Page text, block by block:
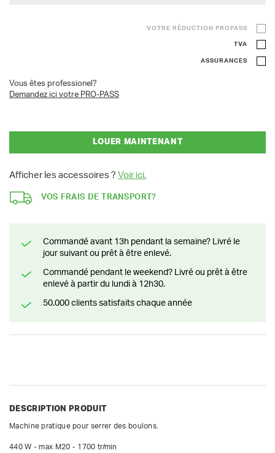
VOTRE RÉDUCTION PROPASS
TVA
ASSURANCES
Vous êtes professionel?
Demandez ici votre PRO-PASS
LOUER MAINTENANT
Afficher les accessoires ? Voir ici.
VOS FRAIS DE TRANSPORT?
Commandé avant 13h pendant la semaine? Livré le
jour suivant ou prêt à être enlevé.
Commandé pendant le weekend? Livré ou prêt à être
enlevé à partir du lundi à 12h30.
50.000 clients satisfaits chaque année
DESCRIPTION PRODUIT
Machine pratique pour serrer des boulons.
440 W - max M20 - 1700 tr/min